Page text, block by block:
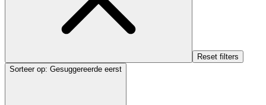
Reset filters
Sorteer op: Gesuggereerde eerst